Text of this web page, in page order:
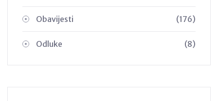
Obavijesti (176)
Odluke (8)